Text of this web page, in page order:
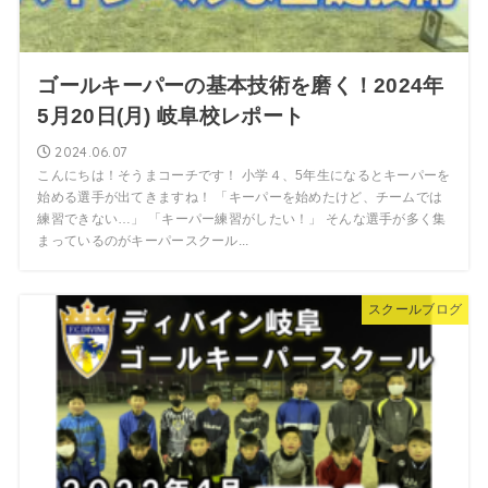
ゴールキーパーの基本技術を磨く！2024年
5月20日(月) 岐阜校レポート
2024.06.07
こんにちは！そうまコーチです！ 小学４、5年生になるとキーパーを
始める選手が出てきますね！ 「キーパーを始めたけど、チームでは
練習できない…」 「キーパー練習がしたい！」 そんな選手が多く集
まっているのがキーパースクール...
スクールブログ